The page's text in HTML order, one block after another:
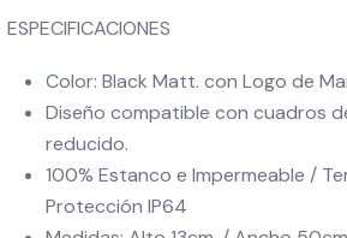
ESPECIFICACIONES
Color: Black Matt. con Logo de
Diseño compatible con cuadros
reducido.
100% Estanco e Impermeable /
Protección IP64